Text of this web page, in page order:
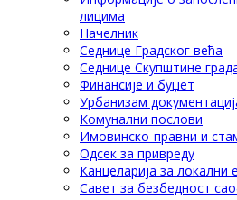
лицима
Начелник
Седнице Градског већа
Седнице Скупштине
Финансије и буџет
Урбанизам
Комунални послови
Имовинско-правни и
Одсек за привреду
Канцеларија за локални
Савет за безбедност